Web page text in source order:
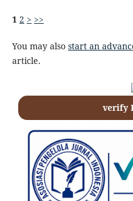
1 2 > >>
You may also start an
article.
verify